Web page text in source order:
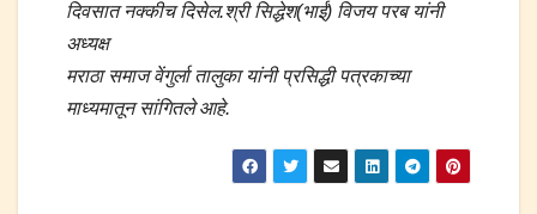
दिवसात नक्कीच दिसेल.श्री सिद्धेश(भाई) विजय परब यांनी
अध्यक्ष
मराठा समाज वेंगुर्ला तालुका यांनी प्रसिद्धी पत्रकाच्या
माध्यमातून सांगितले आहे.